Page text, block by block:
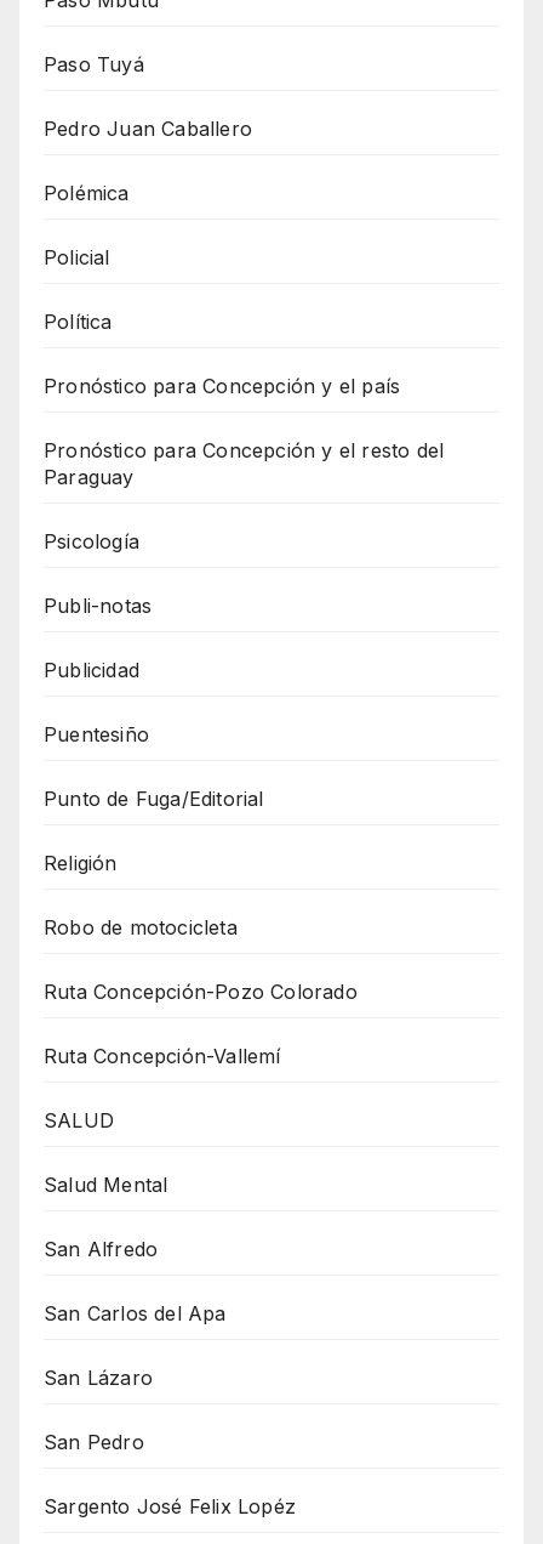
Paso Tuyá
Pedro Juan Caballero
Polémica
Policial
Política
Pronóstico para Concepción y el país
Pronóstico para Concepción y el resto del
Paraguay
Psicología
Publi-notas
Publicidad
Puentesiño
Punto de Fuga/Editorial
Religión
Robo de motocicleta
Ruta Concepción-Pozo Colorado
Ruta Concepción-Vallemí
SALUD
Salud Mental
San Alfredo
San Carlos del Apa
San Lázaro
San Pedro
Sargento José Felix Lopéz